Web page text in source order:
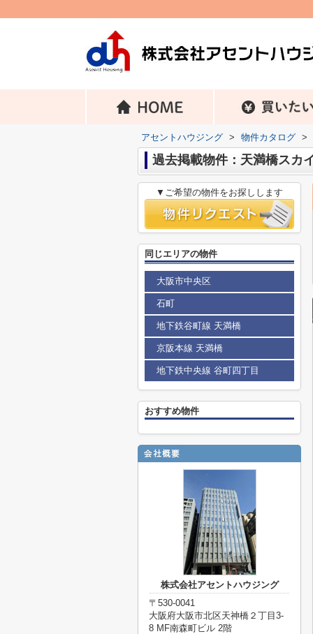
アセントハウジング > 物件カタログ >
過去掲載物件：天満橋スカ
▼ご希望の物件をお探しします
同じエリアの物件
大阪市中央区
石町
地下鉄谷町線 天満橋
京阪本線 天満橋
地下鉄中央線 谷町四丁目
おすすめ物件
株式会社アセントハウジング
〒530-0041
大阪府大阪市北区天神橋２丁目3-
8 MF南森町ビル 2階